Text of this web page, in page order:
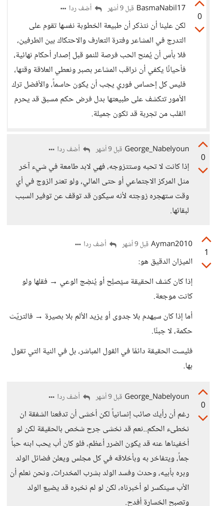
0
BasmaNabil17 قبل 9 أشهر أضف ردا
لكن علينا أن نتذكر أن طبيعة الخطوبة نفسها تقوم على
التدرج في المشاعر وفترة التعارف والاحتكاك بين الطرفين،
فلا بأس أن يُمنح الحب فرصة للنمو قبل إصدار أحكام نهائية،
فأحيانًا يكفي أن نراقب المشاعر بصبر ونعطي العلاقة وقتها،
فليس كل إحساس فوري يجب أن يكون حاسماً، والأفضل ترك
الأمور تتكشف على طبيعتها بدل فرض حكم مسبق قد يحرم
القلب من تجربة قد تكون جميلة.
0
George_Nabelyoun قبل 9 أشهر أضف ردا
إذا كانت لا تحبه وستتزوجه، فهي لابد طامعة في شيء آخر
مثل المركز الاجتماعي أو حتى المالي، ولو تعثر الزوج في أي
وقت ستهجره زوجته لأنه سيكون قد توقف عن توفير السبب
لبقائها.
1
Ayman2010 قبل 9 أشهر أضف ردا
الميزان الدقيق هو:
إذا كان كشف الحقيقة سيُصلِح أو يُنضِج الوعي → فقلها ولو
كانت موجعة.
أما إذا كان سيهدم بلا جدوى أو يزيد الألم بلا بصيرة → فالتريّث
حكمة، لا جبنًا.
فليست الحقيقة دائمًا في القول المباشر، بل في النية التي تقول
بها.
0
George_Nabelyoun قبل 9 أشهر أضف ردا
رغم أن رأيك صائب إنسانياً لكن أخشى أن تدفعنا الشفقة ان
نخطىء الحكم..نعم قد نخشى جرح شخص بالحقيقة لكن لو
أخفيناها عنه قد يكون الضرر أعظم، فلو كان أب يحب ابنه حباً
جماً، ويتفاخر به وبأخلاقه في كل مجلس ويعلن فضائل الولد
وبره بأبيه، وحدث وفسد الولد بشرب المخدرات، ونحن نعلم أن
الأب سينكسر لو أخبرناه، لكن لو لم نخبره قد يضيع الولد
وتصبح الخسارة أفدح.